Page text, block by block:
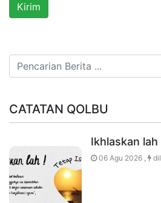
CATATAN QOLBU
Ikhlaskan lah
06 Agu 2026 ,